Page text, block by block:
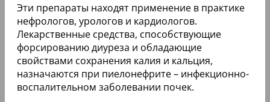
Эти препараты находят применение в практике
нефрологов, урологов и кардиологов.
Лекарственные средства, способствующие
форсированию диуреза и обладающие
свойствами сохранения калия и кальция,
назначаются при пиелонефрите – инфекционно-
воспалительном заболевании почек.